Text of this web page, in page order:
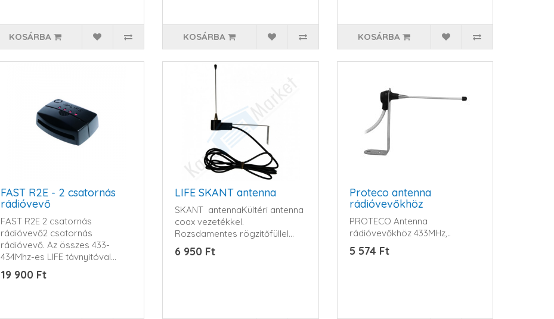
KOSÁRBA KOSÁRBA KOSÁRBA
FAST R2E - 2 csatornás
rádióvevő
FAST R2E 2 csatornás
rádióvevő2 csatornás
rádióvevő. Az összes 433-
434Mhz-es LIFE távnyitóval
kompa..
19 900 Ft
LIFE SKANT antenna
SKANT antennaKültéri antenna
coax vezetékkel.
Rozsdamentes rögzítőfüllel...
6 950 Ft
Proteco antenna
rádióvevőkhöz
PROTECO Antenna
rádióvevőkhöz 433MHz,..
5 574 Ft